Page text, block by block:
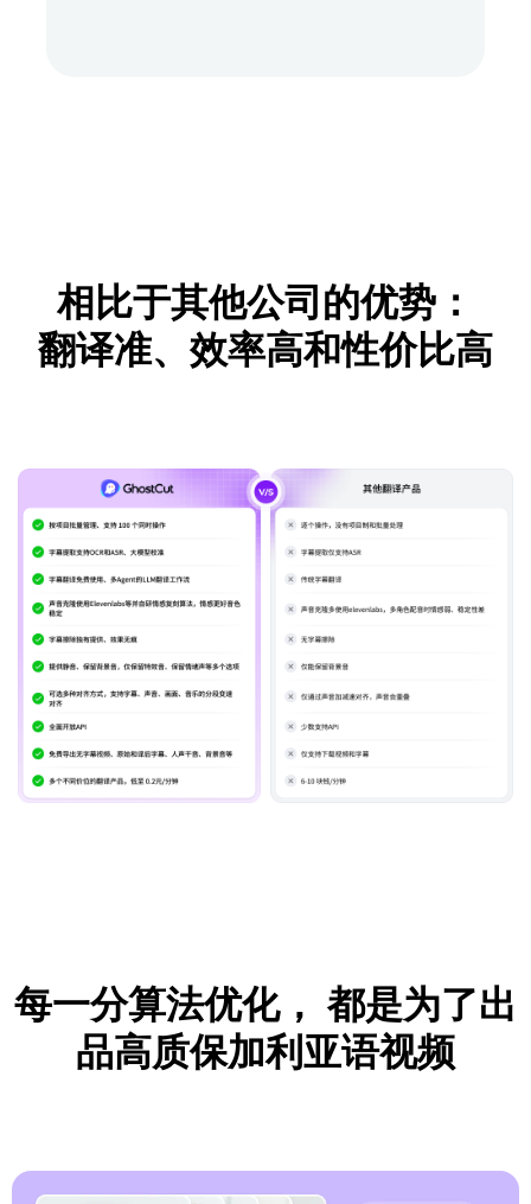
相比于其他公司的优势：
翻译准、效率高和性价比高
每一分算法优化， 都是为了出
品高质保加利亚语视频